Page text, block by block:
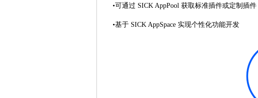
•可通过 SICK AppPool 获取标准插件或定制插件
•基于 SICK AppSpace 实现个性化功能开发